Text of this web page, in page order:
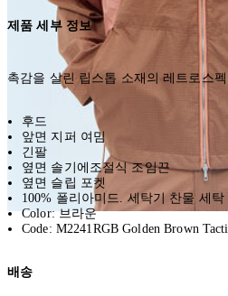
제품 세부 정보
촉감을 살린 립스톱 소재의 레트로스펙
후드
앞면 지퍼 여밈
긴팔
옆면 솔기에조절식 조임끈
옆면 슬립 포켓
100% 폴리아미드. 세탁기 찬물 세탁
Color: 브라운
Code: M2241RGB Golden Brown
배송